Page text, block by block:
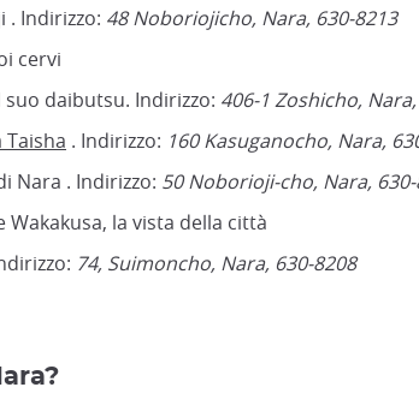
. Indirizzo: 48 Noboriojicho, Nara, 630-8213
cervi
suo daibutsu. Indirizzo: 406-1 Zoshicho,
Taisha . Indirizzo: 160 Kasuganocho, Nara,
Nara . Indirizzo: 50 Noborioji-cho, Nara,
Wakakusa, la vista della città
74, Suimoncho, Nara, 630-8208